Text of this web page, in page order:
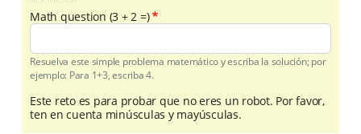
Math question (3 + 2 =)
Resuelva este simple problema matemático y escriba la solución; por
ejemplo: Para 1+3, escriba 4.
Este reto es para probar que no eres un robot. Por favor,
ten en cuenta minúsculas y mayúsculas.